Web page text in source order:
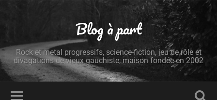
Blog à part
Rock et metal progressifs, science-fiction, jeu de rôle et
divagations de vieux gauchiste; maison fondée en 2002